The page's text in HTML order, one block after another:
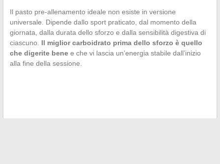
Il pasto pre-allenamento ideale non esiste in versione
universale. Dipende dallo sport praticato, dal momento della
giornata, dalla durata dello sforzo e dalla sensibilità digestiva di
ciascuno. Il miglior carboidrato prima dello sforzo è quello
che digerite benee che vi lascia un’energia stabile dall’inizio
alla fine della sessione.